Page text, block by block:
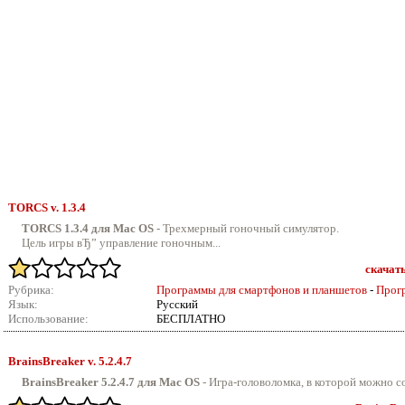
TORCS v. 1.3.4
TORCS 1.3.4 для Mac OS - Трехмерный гоночный симулятор.
Цель игры вЂ” управление гоночным...
Рубрика:
Программы для смартфонов и планшетов -
Язык:
Русский
Использование:
БЕСПЛАТНО
BrainsBreaker v. 5.2.4.7
BrainsBreaker 5.2.4.7 для Mac OS - Игра-головоломка, в которой можно